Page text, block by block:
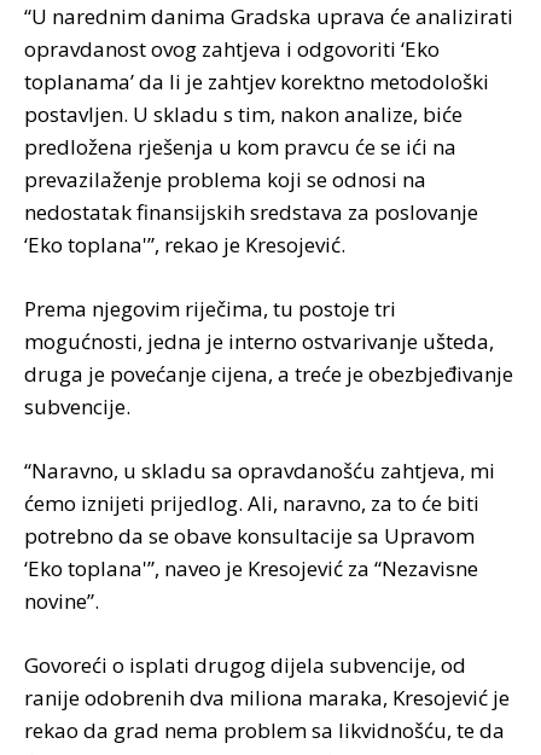
“U narednim danima Gradska uprava će analizirati
opravdanost ovog zahtjeva i odgovoriti ‘Eko
toplanama’ da li je zahtjev korektno metodološki
postavljen. U skladu s tim, nakon analize, biće
predložena rješenja u kom pravcu će se ići na
prevazilaženje problema koji se odnosi na
nedostatak finansijskih sredstava za poslovanje
‘Eko toplana'”, rekao je Kresojević.
Prema njegovim riječima, tu postoje tri
mogućnosti, jedna je interno ostvarivanje ušteda,
druga je povećanje cijena, a treće je obezbjeđivanje
subvencije.
“Naravno, u skladu sa opravdanošću zahtjeva, mi
ćemo iznijeti prijedlog. Ali, naravno, za to će biti
potrebno da se obave konsultacije sa Upravom
‘Eko toplana'”, naveo je Kresojević za “Nezavisne
novine”.
Govoreći o isplati drugog dijela subvencije, od
ranije odobrenih dva miliona maraka, Kresojević je
rekao da grad nema problem sa likvidnošću, te da